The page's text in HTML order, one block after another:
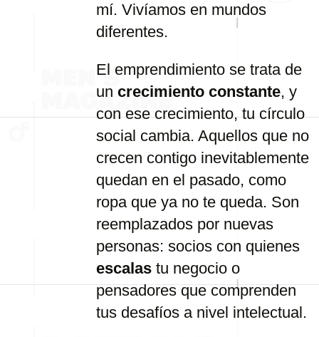
mí. Vivíamos en mundos
diferentes.
El emprendimiento se trata de
un crecimiento constante, y
con ese crecimiento, tu círculo
social cambia. Aquellos que no
crecen contigo inevitablemente
quedan en el pasado, como
ropa que ya no te queda. Son
reemplazados por nuevas
personas: socios con quienes
escalas tu negocio o
pensadores que comprenden
tus desafíos a nivel intelectual.